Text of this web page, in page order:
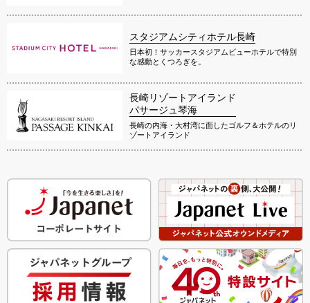
スタジアムシティホテル長崎
日本初！サッカースタジアムビューホテルで特別
な感動とくつろぎを。
長崎リゾートアイランド
パサージュ琴海
長崎の内海・大村湾に面したゴルフ＆ホテルのリ
ゾートアイランド